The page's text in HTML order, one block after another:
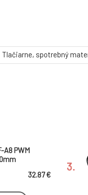
Tlačiarne, spotrebný
A8 PWM
32.87 €
3.